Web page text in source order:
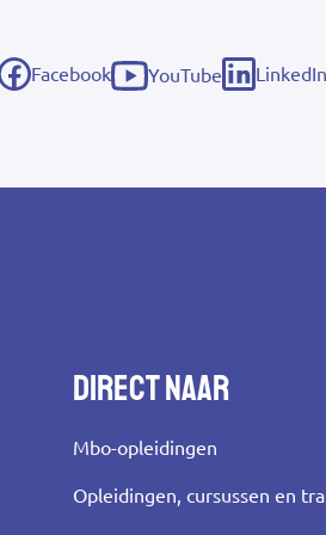
Facebook
(externe
YouTube
(externe
LinkedIn
(externe
Direct naar
Mbo-opleidingen
Opleidingen, cursussen en